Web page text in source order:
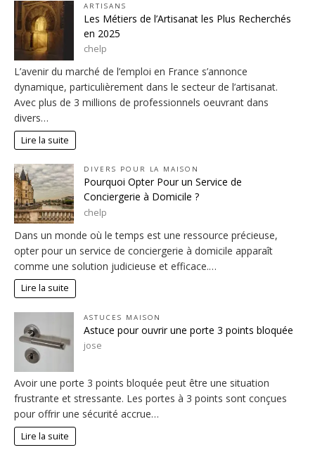
ARTISANS
Les Métiers de l’Artisanat les Plus Recherchés
en 2025
chelp
L’avenir du marché de l’emploi en France s’annonce
dynamique, particulièrement dans le secteur de l’artisanat.
Avec plus de 3 millions de professionnels oeuvrant dans
divers…
Lire la suite
DIVERS POUR LA MAISON
Pourquoi Opter Pour un Service de
Conciergerie à Domicile ?
chelp
Dans un monde où le temps est une ressource précieuse,
opter pour un service de conciergerie à domicile apparaît
comme une solution judicieuse et efficace.…
Lire la suite
ASTUCES MAISON
Astuce pour ouvrir une porte 3 points bloquée
jose
Avoir une porte 3 points bloquée peut être une situation
frustrante et stressante. Les portes à 3 points sont conçues
pour offrir une sécurité accrue…
Lire la suite